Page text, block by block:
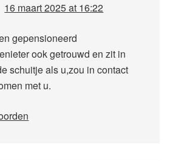
16 maart 2025 at 16:22
gepensioneerd
ook getrouwd en zit in
schuitje als u,zou in contact
met u.